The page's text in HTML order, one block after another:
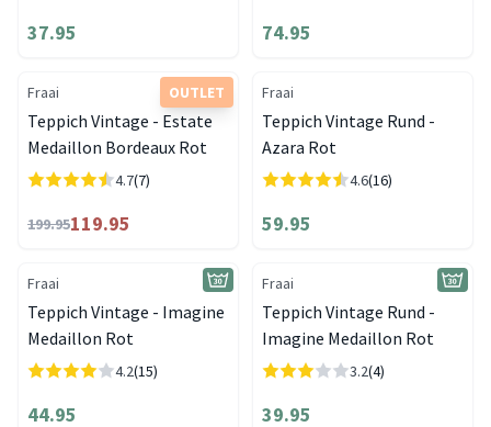
37.95 74.95
OUTLET
Fraai
Teppich Vintage - Estate
Medaillon Bordeaux Rot
4.7(7)
199.95119.95
Fraai
Teppich Vintage Rund -
Azara Rot
4.6(16)
59.95
Fraai
Teppich Vintage - Imagine
Medaillon Rot
4.2(15)
44.95
Fraai
Teppich Vintage Rund -
Imagine Medaillon Rot
3.2(4)
39.95